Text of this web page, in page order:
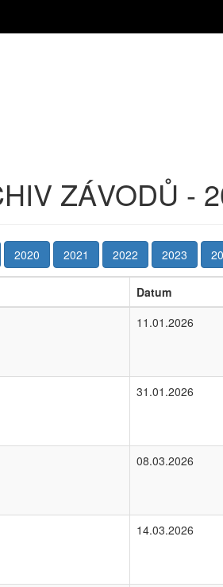
ZÁVODŮ -
2020 2021 2022 2023
Datum
11.01.2026
31.01.2026
08.03.2026
14.03.2026